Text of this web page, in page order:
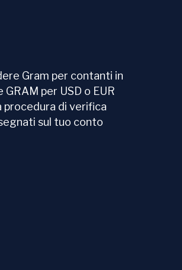
Gram per contanti in
per USD o EUR
di verifica
sul tuo conto